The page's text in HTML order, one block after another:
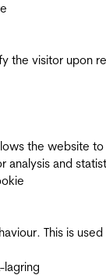
the visitor upon
the website to
analysis and
This is
lagring